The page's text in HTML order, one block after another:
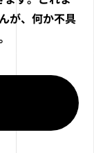
が、何か不具